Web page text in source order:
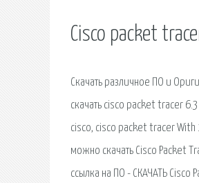
Cisco packet
Скачать различное ПО и
скачать cisco packet tracer
cisco, cisco packet tracer With
можно скачать Cisco Packet
ссылка на ПО - СКАЧАТЬ